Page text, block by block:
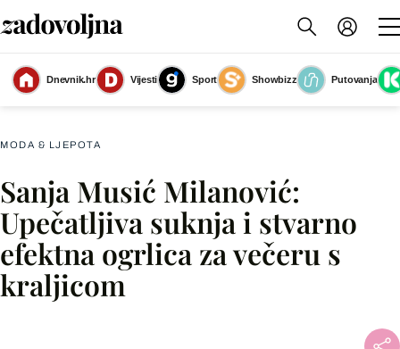
Dnevnik.hr Vijesti Sport Showbizz
Putovanja
Slika nije dostupna
MODA & LJEPOTA
Sanja Musić Milanović:
Upečatljiva suknja i stvarno
efektna ogrlica za večeru s
kraljicom
Facebook
X